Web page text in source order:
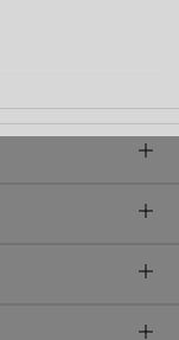
| Classic